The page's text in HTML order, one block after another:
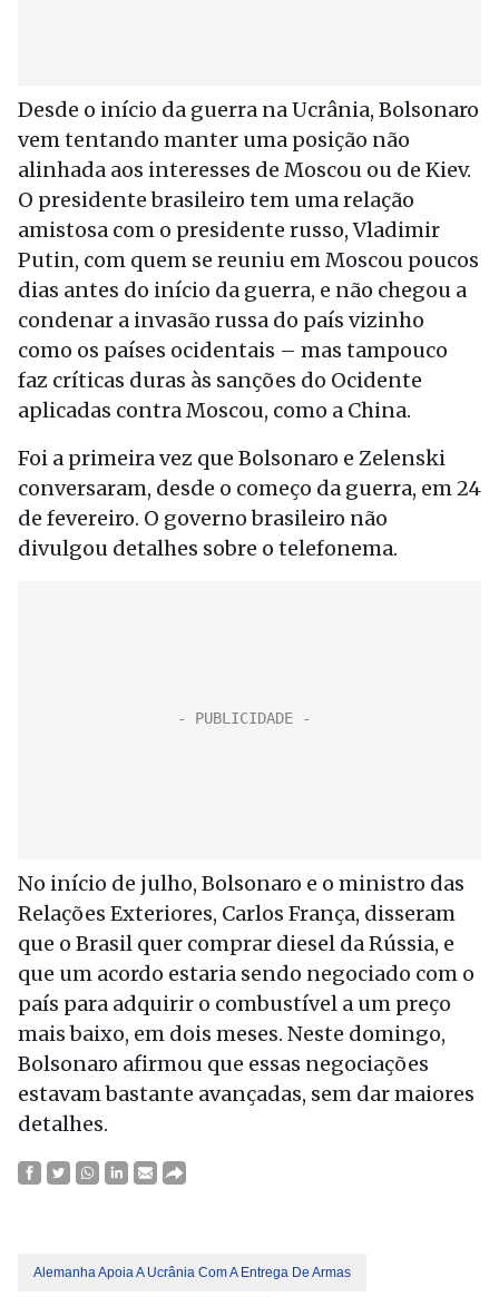
Desde o início da guerra na Ucrânia, Bolsonaro
vem tentando manter uma posição não
alinhada aos interesses de Moscou ou de Kiev.
O presidente brasileiro tem uma relação
amistosa com o presidente russo, Vladimir
Putin, com quem se reuniu em Moscou poucos
dias antes do início da guerra, e não chegou a
condenar a invasão russa do país vizinho
como os países ocidentais – mas tampouco
faz críticas duras às sanções do Ocidente
aplicadas contra Moscou, como a China.
Foi a primeira vez que Bolsonaro e Zelenski
conversaram, desde o começo da guerra, em 24
de fevereiro. O governo brasileiro não
divulgou detalhes sobre o telefonema.
No início de julho, Bolsonaro e o ministro das
Relações Exteriores, Carlos França, disseram
que o Brasil quer comprar diesel da Rússia, e
que um acordo estaria sendo negociado com o
país para adquirir o combustível a um preço
mais baixo, em dois meses. Neste domingo,
Bolsonaro afirmou que essas negociações
estavam bastante avançadas, sem dar maiores
detalhes.
Alemanha Apoia A Ucrânia Com A Entrega De Armas